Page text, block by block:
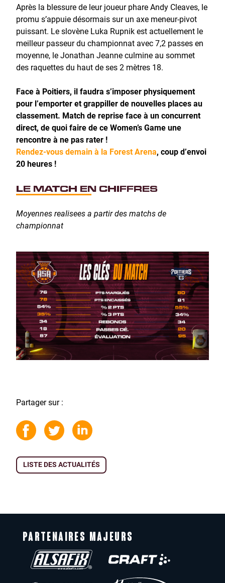
Après la blessure de leur joueur phare Andy Cleaves, le
promu s’appuie désormais sur un axe meneur-pivot
puissant. Le slovène Luka Rupnik est actuellement le
meilleur passeur du championnat avec 7,2 passes en
moyenne, le Jonathan Jeanne culmine au sommet
des raquettes du haut de ses 2 mètres 18.
Face à Poitiers, il faudra s’imposer physiquement
pour l’emporter et grappiller de nouvelles places au
classement. Match de reprise face à un concurrent
direct, de quoi faire de ce Women’s Game une
rencontre à ne pas rater !
Rendez-vous demain à la Forest Arena, coup d’envoi
20 heures !
LE MATCH EN CHIFFRES
Moyennes realisees a partir des matchs de
championnat
Partager sur :
LISTE DES ACTUALITÉS
PARTENAIRES MAJEURS